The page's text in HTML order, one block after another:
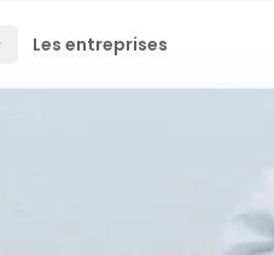
Les entreprises